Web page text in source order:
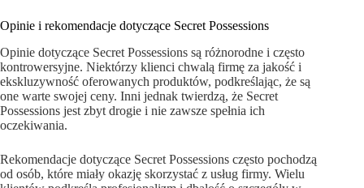
Opinie i rekomendacje dotyczące Secret Possessions
Opinie dotyczące Secret Possessions są różnorodne i często
kontrowersyjne. Niektórzy klienci chwalą firmę za jakość i
ekskluzywność oferowanych produktów, podkreślając, że są
one warte swojej ceny. Inni jednak twierdzą, że Secret
Possessions jest zbyt drogie i nie zawsze spełnia ich
oczekiwania.
Rekomendacje dotyczące Secret Possessions często pochodzą
od osób, które miały okazję skorzystać z usług firmy. Wielu